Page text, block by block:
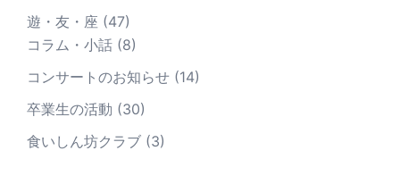
遊・友・座 (47)
コラム・小話 (8)
コンサートのお知らせ (14)
卒業生の活動 (30)
食いしん坊クラブ (3)